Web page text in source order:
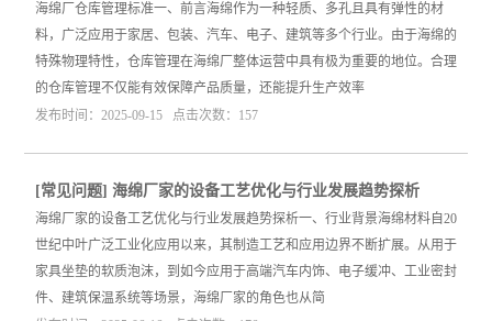
海绵厂仓库管理标准一、前言海绵作为一种轻质、多孔且具有弹性的材
料，广泛应用于家居、包装、汽车、电子、建筑等多个行业。由于海绵的
特殊物理特性，仓库管理在海绵厂整体运营中具有极为重要的地位。合理
的仓库管理不仅能有效保障产品质量，还能提升生产效率
发布时间：2025-09-15 点击次数：157
[常见问题]海绵厂家的设备工艺优化与行业发展趋势探析
海绵厂家的设备工艺优化与行业发展趋势探析一、行业背景海绵材料自20
世纪中叶广泛工业化应用以来，其制造工艺和应用边界不断扩展。从用于
家具坐垫的软质泡沫，到如今应用于高端汽车内饰、电子缓冲、工业密封
件、建筑保温系统等场景，海绵厂家的角色也从简